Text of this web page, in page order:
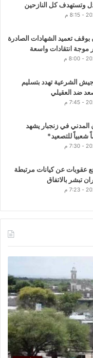
وتستهدف كل النازحين
تعميد الشهادات الصادرة
موجة انتقادات واسعة
الشرعية تهدد بتسليم
ضد العقيلي
المدني في زنجبار يشهد
شعبياً للتصعيد*
عقوبات عن كيانات مرتبطة
تبشر بالاتفاق